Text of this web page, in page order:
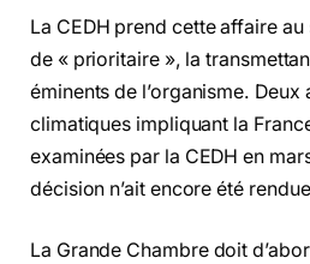
La CEDH prend cette affaire au
de « prioritaire », la
éminents de l’organisme. Deux
climatiques impliquant la
examinées par la CEDH en
décision n’ait encore été
La Grande Chambre doit